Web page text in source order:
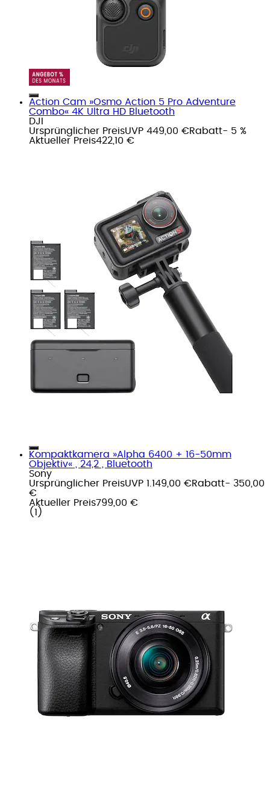
Action Cam »Osmo Action 5 Pro Adventure
Combo« 4K Ultra HD Bluetooth
DJI
Ursprünglicher PreisUVP 449,00 €Rabatt- 5 %
Aktueller Preis422,10 €
Kompaktkamera »Alpha 6400 + 16-50mm
Objektiv« , 24,2 , Bluetooth
Sony
Ursprünglicher PreisUVP 1.149,00 €Rabatt- 350,00
€
Aktueller Preis799,00 €
( 1 )